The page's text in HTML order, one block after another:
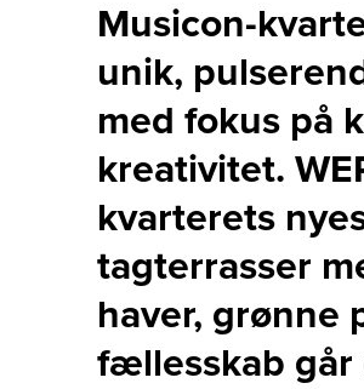
Musicon-
unik,
med fokus på
kreativitet.
kvarterets
tagterrasser
haver, grønne
fællesskab går